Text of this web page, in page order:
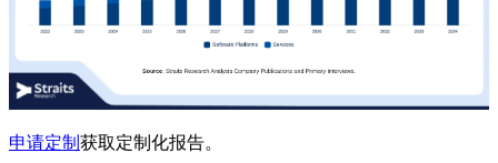
申请定制 获取定制化报告。